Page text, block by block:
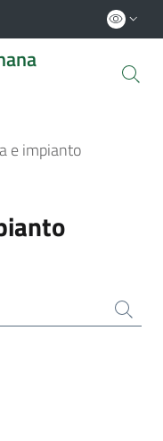
e impianto